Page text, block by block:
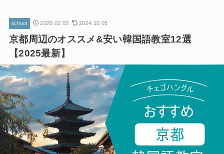
school 2020.02.03 2024.10.05
京都周辺のオススメ&安い韓国語教室12選
【2025最新】